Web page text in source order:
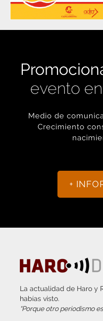
evento en
Medio de
Crecimiento
+
La actualidad de Haro y
habías visto.
“Porque otro periodismo